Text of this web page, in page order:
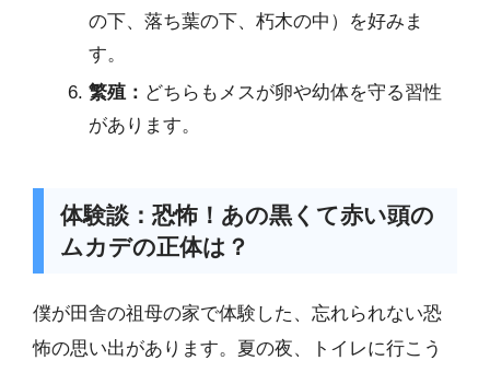
の下、落ち葉の下、朽木の中）を好みま
す。
繁殖： どちらもメスが卵や幼体を守る習性
があります。
体験談：恐怖！あの黒くて赤い頭の
ムカデの正体は？
僕が田舎の祖母の家で体験した、忘れられない恐
怖の思い出があります。夏の夜、トイレに行こう